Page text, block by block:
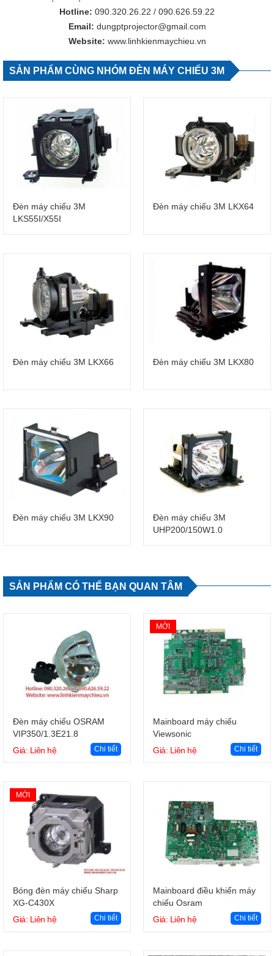
Hotline: 090.320.26.22 / 090.626.59.22
Email: dungptprojector@gmail.com
Website: www.linhkienmaychieu.vn
SẢN PHẨM CÙNG NHÓM ĐÈN MÁY CHIẾU 3M
Đèn máy chiếu 3M
LKS55I/X55I
Đèn máy chiếu 3M LKX64
Đèn máy chiếu 3M LKX66 Đèn máy chiếu 3M LKX80
Đèn máy chiếu 3M LKX90
Đèn máy chiếu 3M
UHP200/150W1.0
SẢN PHẨM CÓ THỂ BẠN QUAN TÂM
Giỏ hàng
Đèn máy chiếu OSRAM
VIP350/1.3E21.8
Giá: Liên hệ
Chi tiết
MỚI
Giỏ hàng
Mainboard máy chiếu
Viewsonic
Giá: Liên hệ
Chi tiết
MỚI
Giỏ hàng
Bóng đèn máy chiếu Sharp
XG-C430X
Giá: Liên hệ
Chi tiết
Giỏ hàng
Mainboard điều khiển máy
chiếu Osram
Giá: Liên hệ
Chi tiết